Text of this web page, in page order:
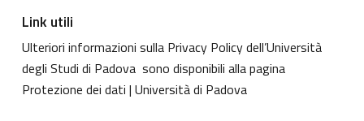
Link utili
Ulteriori informazioni sulla Privacy Policy dell’Università
degli Studi di Padova sono disponibili alla pagina
Protezione dei dati | Università di Padova